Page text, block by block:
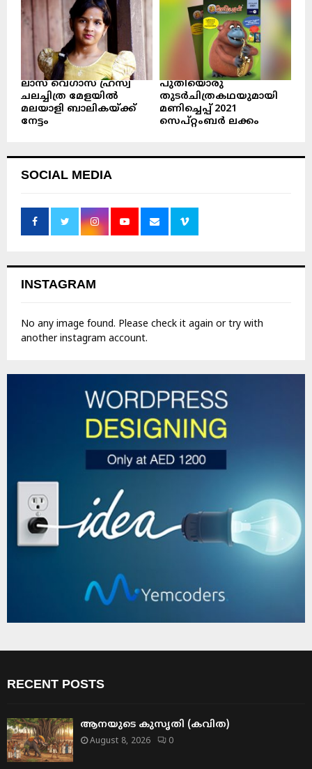
ലാസ് വെഗാസ് ഹ്രസ്വ
ചലച്ചിത്ര മേളയിൽ
മലയാളി ബാലികയ്ക്ക്
നേട്ടം
പുതിയൊരു
തുടർചിത്രകഥയുമായി
മണിച്ചെപ്പ് 2021
സെപ്റ്റംബർ ലക്കം
SOCIAL MEDIA
INSTAGRAM
No any image found. Please check it again or try with
another instagram account.
RECENT POSTS
ആനയുടെ കുസൃതി (കവിത)
August 8, 2026 0